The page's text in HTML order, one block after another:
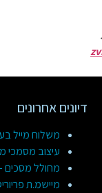
דיונים אחרונים
משלוח מייל
עיצוב מסמכי
מחולל
מיישמ.ת